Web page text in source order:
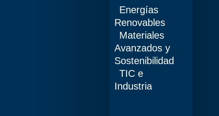
Energías
Renovables
Materiales
Avanzados y
Sostenibilidad
TIC e
Industria